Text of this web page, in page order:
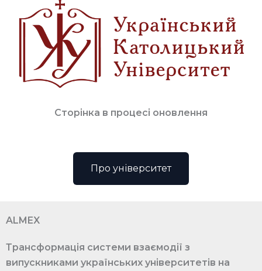
Сторінка в процесі оновлення
Про університет
ALMEX
Трансформація системи взаємодії з
випускниками українських університетів на